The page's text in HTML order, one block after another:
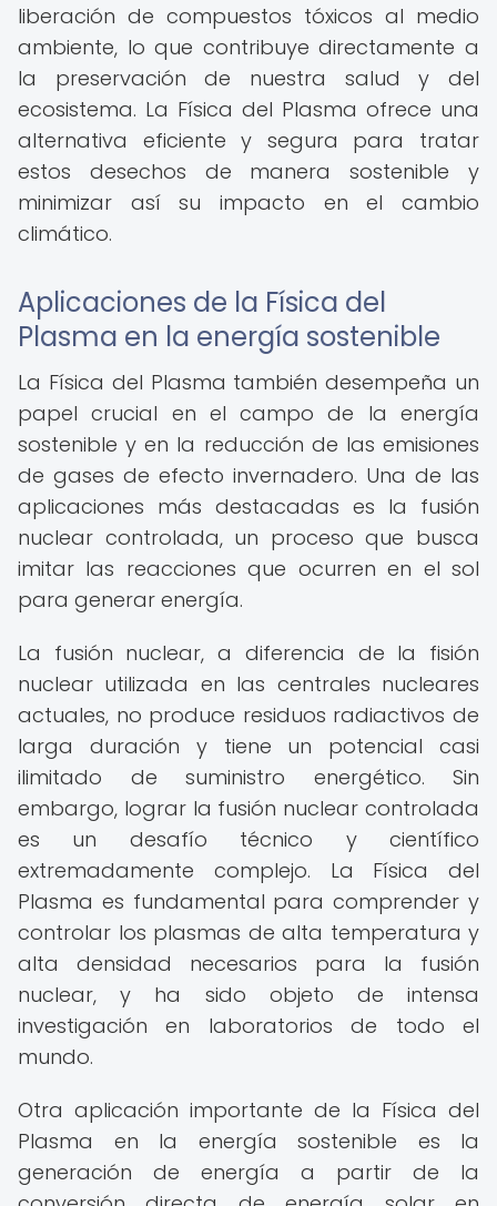
liberación de compuestos tóxicos al medio
ambiente, lo que contribuye directamente a
la preservación de nuestra salud y del
ecosistema. La Física del Plasma ofrece una
alternativa eficiente y segura para tratar
estos desechos de manera sostenible y
minimizar así su impacto en el cambio
climático.
Aplicaciones de la Física del
Plasma en la energía sostenible
La Física del Plasma también desempeña un
papel crucial en el campo de la energía
sostenible y en la reducción de las emisiones
de gases de efecto invernadero. Una de las
aplicaciones más destacadas es la fusión
nuclear controlada, un proceso que busca
imitar las reacciones que ocurren en el sol
para generar energía.
La fusión nuclear, a diferencia de la fisión
nuclear utilizada en las centrales nucleares
actuales, no produce residuos radiactivos de
larga duración y tiene un potencial casi
ilimitado de suministro energético. Sin
embargo, lograr la fusión nuclear controlada
es un desafío técnico y científico
extremadamente complejo. La Física del
Plasma es fundamental para comprender y
controlar los plasmas de alta temperatura y
alta densidad necesarios para la fusión
nuclear, y ha sido objeto de intensa
investigación en laboratorios de todo el
mundo.
Otra aplicación importante de la Física del
Plasma en la energía sostenible es la
generación de energía a partir de la